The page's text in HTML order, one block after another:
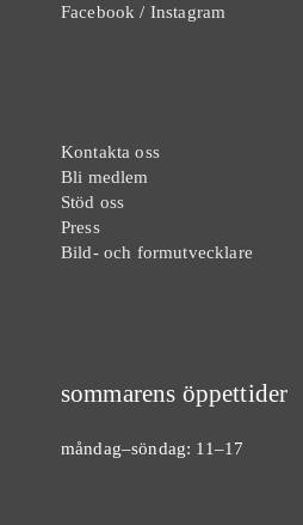
Facebook / Instagram
Kontakta oss
Bli medlem
Stöd oss
Press
Bild- och formutvecklare
sommarens öppettider
måndag–söndag: 11–17